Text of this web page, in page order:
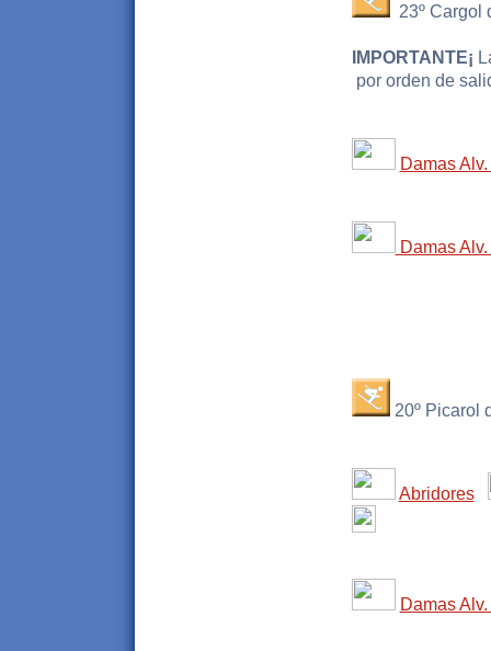
23º Cargol
IMPORTANTE¡
por orden de
Damas Alv.
Damas Alv.
20º Picarol
Abridores
Damas Alv.